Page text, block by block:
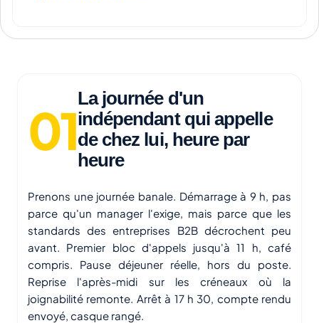
La journée d'un
indépendant qui appelle
de chez lui, heure par
heure
Prenons une journée banale. Démarrage à 9 h, pas
parce qu'un manager l'exige, mais parce que les
standards des entreprises B2B décrochent peu
avant. Premier bloc d'appels jusqu'à 11 h, café
compris. Pause déjeuner réelle, hors du poste.
Reprise l'après-midi sur les créneaux où la
joignabilité remonte. Arrêt à 17 h 30, compte rendu
envoyé, casque rangé.